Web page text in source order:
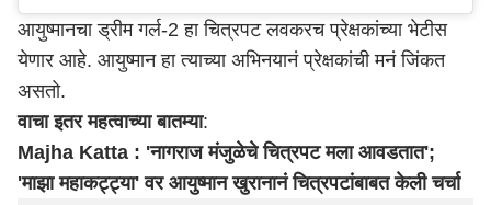
आयुष्मानचा ड्रीम गर्ल-2 हा चित्रपट लवकरच प्रेक्षकांच्या भेटीस
येणार आहे. आयुष्मान हा त्याच्या अभिनयानं प्रेक्षकांची मनं जिंकत
असतो.
वाचा इतर महत्वाच्या बातम्या:
Majha Katta : 'नागराज मंजुळेचे चित्रपट मला आवडतात';
'माझा महाकट्ट्या' वर आयुष्मान खुरानानं चित्रपटांबाबत केली चर्चा